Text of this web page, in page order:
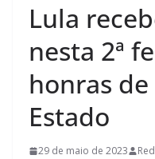
Lula
nesta 2ª
honras
Estado
29 de maio de 2023